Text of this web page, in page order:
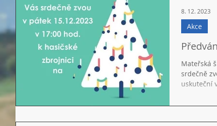
Mateřská
srdečně
uskuteční
Akce
8. 12. 2023